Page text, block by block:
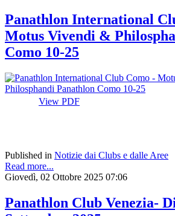
Panathlon International
Motus Vivendi &
Como 10-25
View PDF
Published in Notizie dai Clubs e dalle Aree
Read more...
Giovedì, 02 Ottobre 2025 07:06
Panathlon Club Venezia-